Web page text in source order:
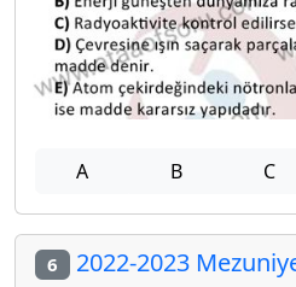
A B C
6 2022-2023